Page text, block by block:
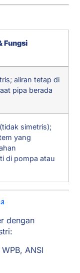
Fungsi
aliran tetap di
pipa berada
simetris);
yang
di pompa atau
dengan
ANSI